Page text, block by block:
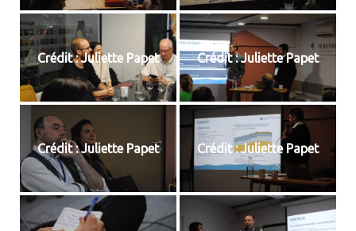
Crédit : Juliette Papet Crédit : Juliette Papet
Crédit : Juliette Papet Crédit : Juliette Papet